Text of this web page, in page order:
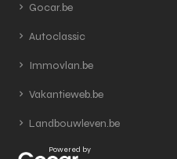
Gocar.be
Autoclassic
Immovlan.be
Vakantieweb.be
Landbouwleven.be
Powered by